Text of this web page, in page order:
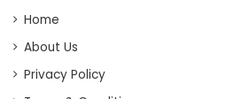
Home
About Us
Privacy Policy